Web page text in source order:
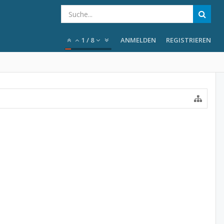
1 / 8 ANMELDEN REGISTRIEREN